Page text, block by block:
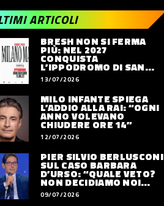
ARTICOLI
BRESH NON SI FERMA
PIÙ: NEL 2027
CONQUISTA
L’IPPODROMO DI SAN
SIRO CON “MILANO
MAREA”
13/07/2026
MILO INFANTE SPIEGA
L’ADDIO ALLA RAI: “OGNI
ANNO VOLEVANO
CHIUDERE ORE 14”
12/07/2026
PIER SILVIO BERLUSCONI
SUL CASO BARBARA
D’URSO: “QUALE VETO?
NON DECIDIAMO NOI
DOVE LAVORERÀ”
09/07/2026